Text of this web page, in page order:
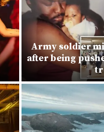
Army soldier
after being